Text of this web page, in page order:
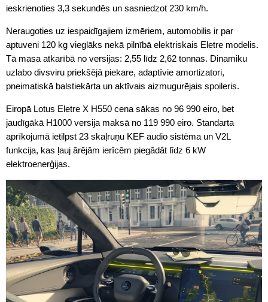
ieskrienoties 3,3 sekundēs un sasniedzot 230 km/h.
Neraugoties uz iespaidīgajiem izmēriem, automobilis ir par
aptuveni 120 kg vieglāks nekā pilnībā elektriskais Eletre modelis.
Tā masa atkarībā no versijas: 2,55 līdz 2,62 tonnas. Dinamiku
uzlabo divsviru priekšējā piekare, adaptīvie amortizatori,
pneimatiskā balstiekārta un aktīvais aizmugurējais spoileris.
Eiropā Lotus Eletre X H550 cena sākas no 96 990 eiro, bet
jaudīgākā H1000 versija maksā no 119 990 eiro. Standarta
aprīkojumā ietilpst 23 skaļruņu KEF audio sistēma un V2L
funkcija, kas ļauj ārējām ierīcēm piegādāt līdz 6 kW
elektroenerģijas.